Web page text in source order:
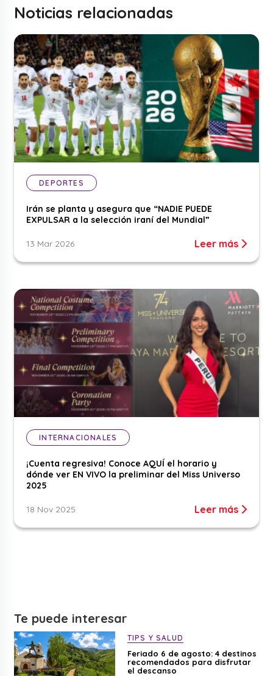
Noticias relacionadas
DEPORTES
Irán se planta y asegura que “NADIE PUEDE
EXPULSAR a la selección iraní del Mundial”
13 Mar 2026 Leer más
INTERNACIONALES
¡Cuenta regresiva! Conoce AQUÍ el horario y
dónde ver EN VIVO la preliminar del Miss Universo
2025
18 Nov 2025 Leer más
Te puede interesar
TIPS Y SALUD
Feriado 6 de agosto: 4 destinos
recomendados para disfrutar
el descanso